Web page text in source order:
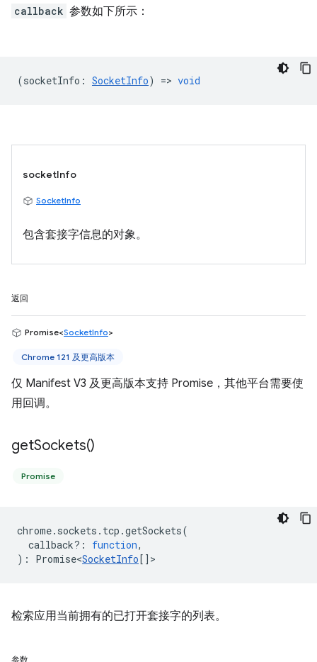
callback 参数如下所示：
(socketInfo : SocketInfo) => void
socketInfo
SocketInfo
包含套接字信息的对象。
返回
Promise<SocketInfo>
Chrome 121 及更高版本
仅 Manifest V3 及更高版本支持 Promise，其他平台需要使
用回调。
getSockets()
Promise
chrome. sockets . tcp .getSockets(
callback? : function,
) : Promise<SocketInfo[] >
检索应用当前拥有的已打开套接字的列表。
参数